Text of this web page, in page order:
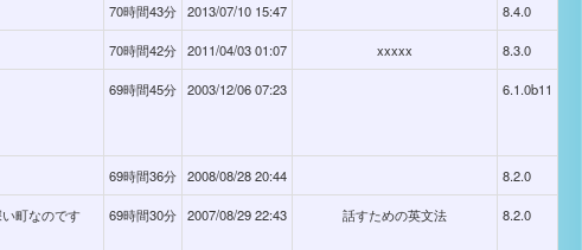
70時間43分 2013/07/10 15:47 8.4.0
70時間42分 2011/04/03 01:07 xxxxx 8.3.0
69時間45分 2003/12/06 07:23 6.1.0b11
69時間36分 2008/08/28 20:44 8.2.0
町なのです
69時間30分 2007/08/29 22:43 話すための英文法 8.2.0